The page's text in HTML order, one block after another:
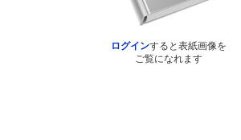
ログインすると表紙画像を
ご覧になれます